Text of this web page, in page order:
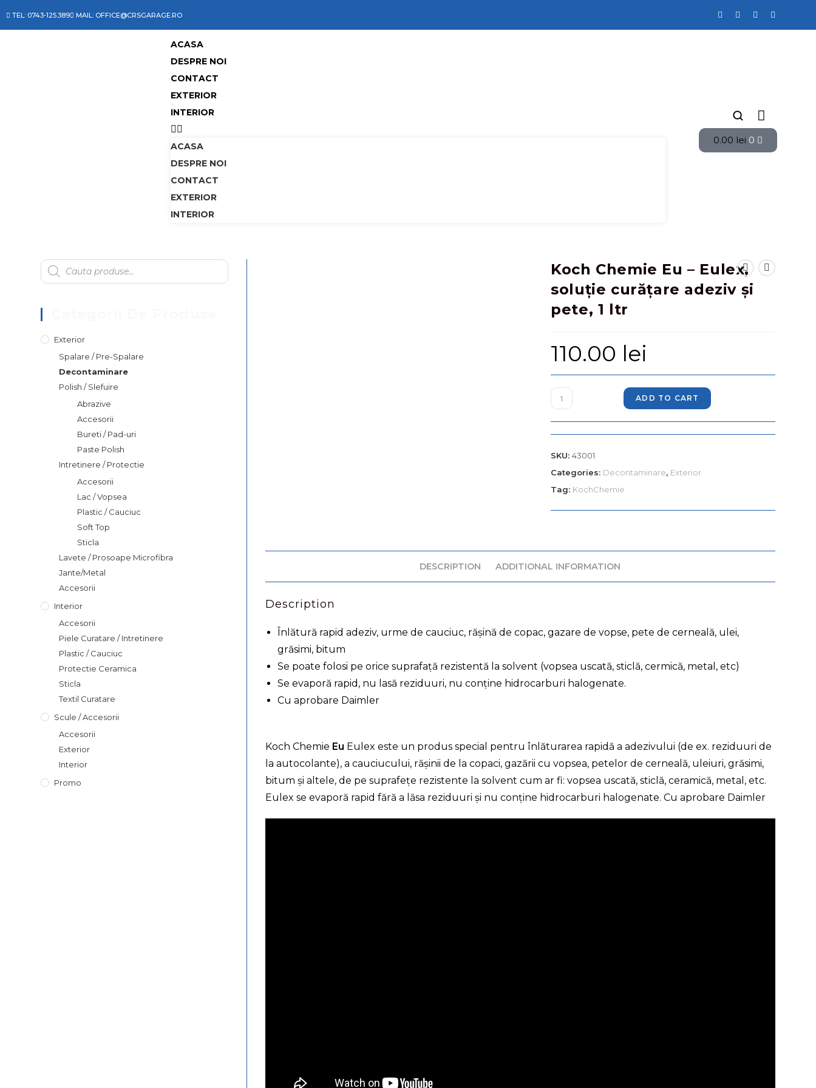
TEL: 0743-125.389 MAIL: OFFICE@CRSGARAGE.RO
ACASA
DESPRE NOI
CONTACT
EXTERIOR
INTERIOR
ACASA
DESPRE NOI
CONTACT
EXTERIOR
INTERIOR
0.00 lei 0
Koch Chemie Eu – Eulex,
soluție curățare adeziv și
pete, 1 ltr
110.00 lei
ADD TO CART
SKU:43001
Categories: Decontaminare, Exterior
Tag: KochChemie
DESCRIPTION ADDITIONAL INFORMATION
Description
Înlătură rapid adeziv, urme de cauciuc, rășină de copac, gazare de vopse, pete de cerneală, ulei,
grăsimi, bitum
Se poate folosi pe orice suprafață rezistentă la solvent (vopsea uscată, sticlă, cermică, metal, etc)
Se evaporă rapid, nu lasă reziduuri, nu conține hidrocarburi halogenate.
Cu aprobare Daimler
Koch Chemie Eu Eulex este un produs special pentru înlăturarea rapidă a adezivului (de ex. reziduuri de
la autocolante), a cauciucului, rășinii de la copaci, gazării cu vopsea, petelor de cerneală, uleiuri, grăsimi,
bitum și altele, de pe suprafețe rezistente la solvent cum ar fi: vopsea uscată, sticlă, ceramică, metal, etc.
Eulex se evaporă rapid fără a lăsa reziduuri și nu conține hidrocarburi halogenate. Cu aprobare Daimler
Exterior
Spalare / Pre-Spalare
Decontaminare
Polish / Slefuire
Abrazive
Accesorii
Bureti / Pad-uri
Paste Polish
Intretinere / Protectie
Accesorii
Lac / Vopsea
Plastic / Cauciuc
Soft Top
Sticla
Lavete / Prosoape Microfibra
Jante/Metal
Accesorii
Interior
Accesorii
Piele Curatare / Intretinere
Plastic / Cauciuc
Protectie Ceramica
Sticla
Textil Curatare
Scule / Accesorii
Accesorii
Exterior
Interior
Promo